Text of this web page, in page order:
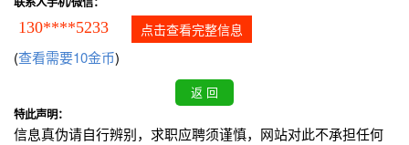
130****5233 点击查看完整信息
(查看需要10金币)
特此声明：
信息真伪请自行辨别，求职应聘须谨慎，网站对此不承担任何